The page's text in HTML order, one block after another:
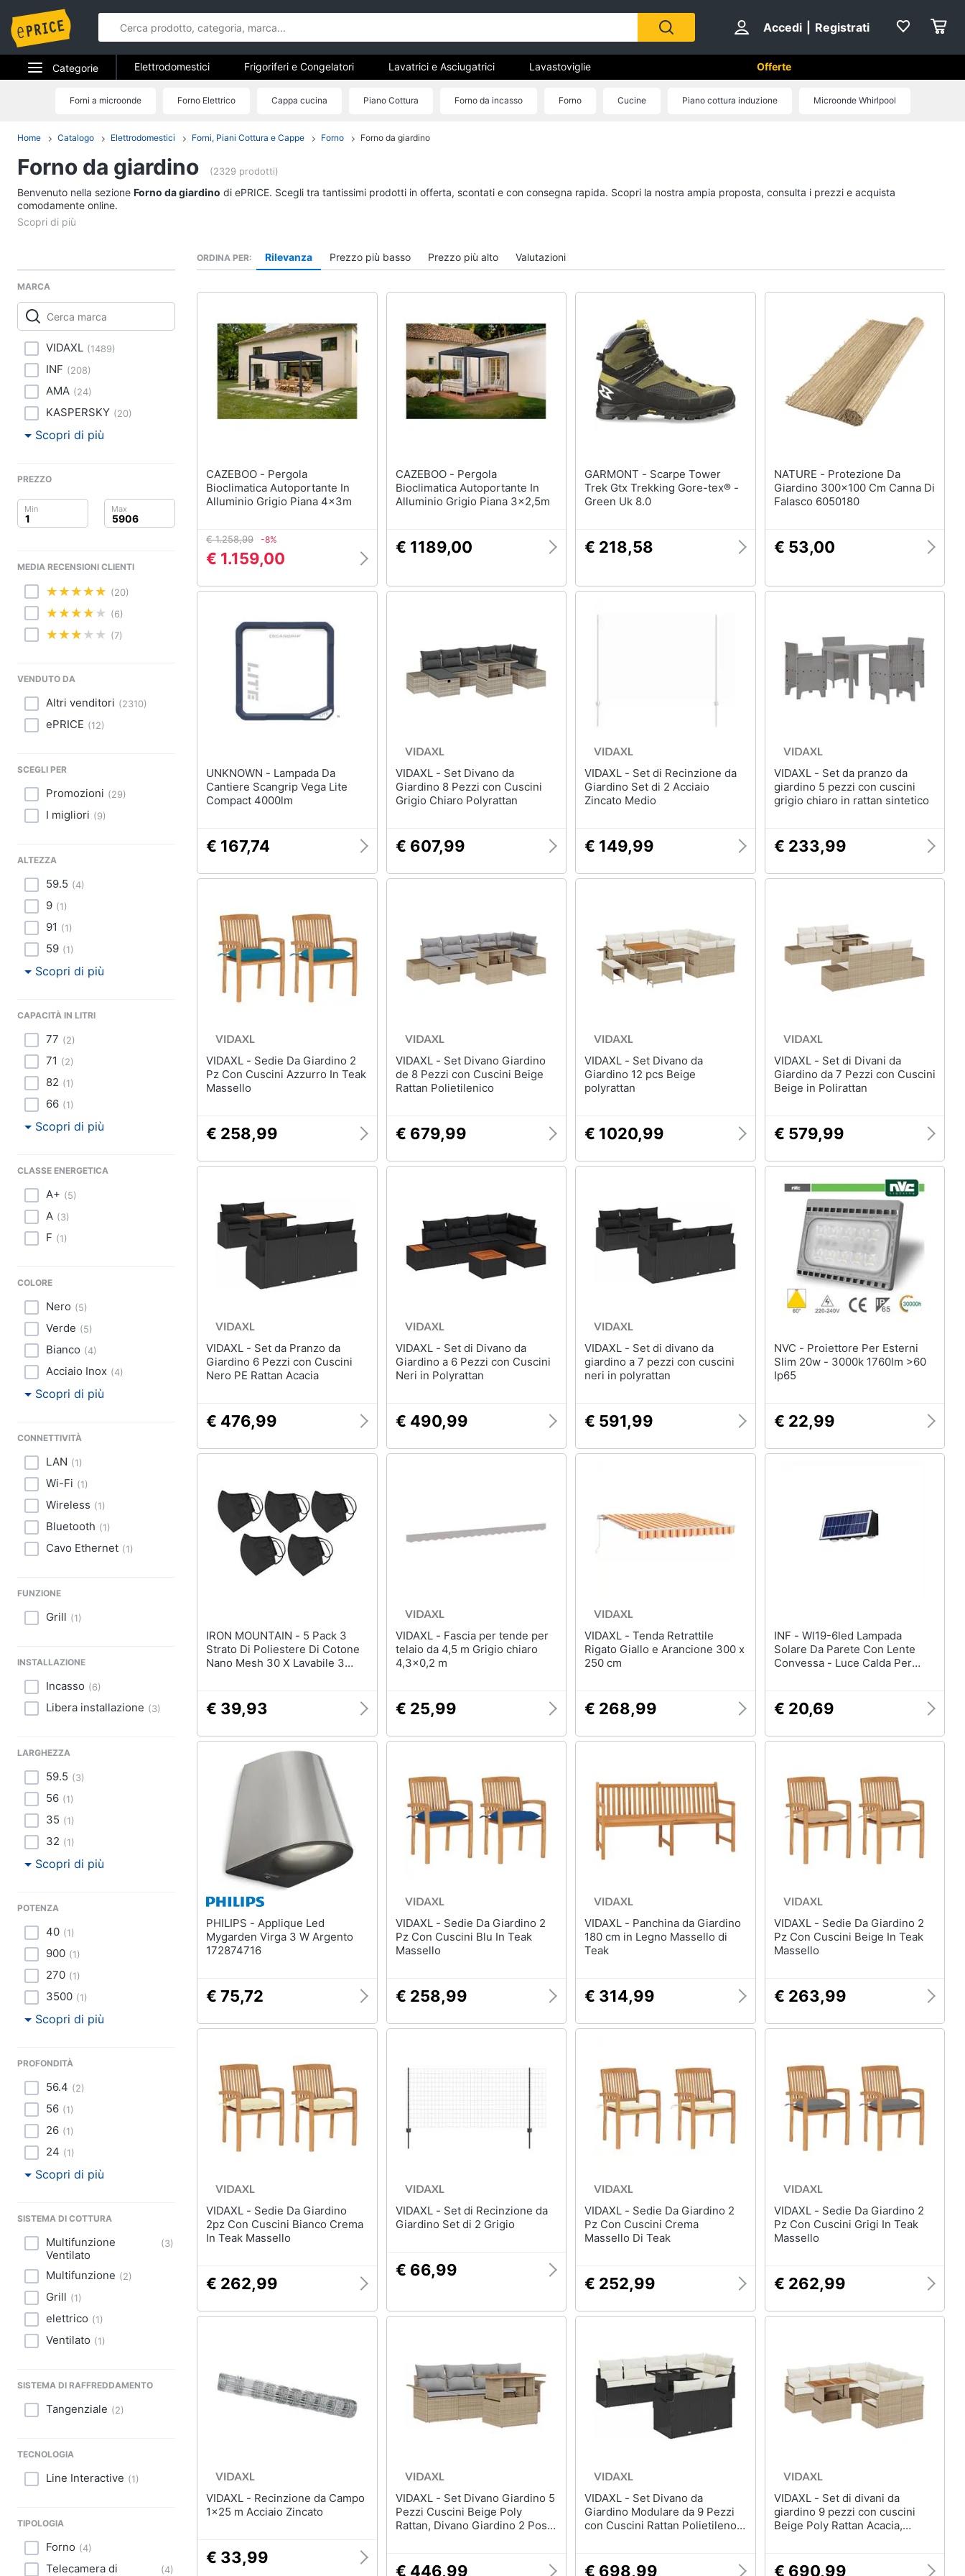
Accedi Registrati
Categorie
Elettrodomestici
Telefonia
Tv e Home Cinema
Smart home
Clima
Arredo
Brico e Giardinaggio
Salute e igiene
Prima infanzia
Abbigliamento
Animali
Motori
Festività e ricorrenze
Promozioni
Elettrodomestici
Frigoriferi e Congelatori
Vedi tutti
Lavatrici e Asciugatrici
Vedi tutti
Vedi tutti
Lavastoviglie da Incasso
Frigorifero da incasso
Piano Cottura
Forno da incasso
Aspirapolvere Dyson
Aspirapolvere
Vaporella
Scopa a vapore
Friggitrice ad aria
Macchina caffè
Estrattore
Caminetto
Vedi tutti
Elettrodomestici
professionali e industriali
Abbattitore
professionali
Friggitrice professionale
Elettrodomestici in offerta
Frigoriferi in offerta
Microonde in offerta
Vedi tutti
Elettrodomestici Frigoriferi e Congelatori Lavatrici e Asciugatrici Lavastoviglie Offerte
Forni a microonde Forno Elettrico Cappa cucina Piano Cottura Forno da incasso Forno Cucine Piano cottura induzione Microonde Whirlpool
Home Catalogo Elettrodomestici Forni, Piani Cottura e Cappe Forno Forno da giardino
Forno da giardino (2329 prodotti)
Benvenuto nella sezione Forno da giardino di ePRICE. Scegli tra tantissimi prodotti in offerta, scontati e con consegna rapida. Scopri la nostra ampia proposta, consulta i prezzi e acquista
comodamente online.
MARCA
VIDAXL (1489)
INF (208)
AMA (24)
KASPERSKY (20)
Scopri di più
PREZZO
MEDIA RECENSIONI CLIENTI
(20)
(6)
(7)
VENDUTO DA
Altri venditori (2310)
ePRICE (12)
SCEGLI PER
Promozioni (29)
I migliori (9)
ALTEZZA
59.5 (4)
9 (1)
91 (1)
59 (1)
Scopri di più
CAPACITÀ IN LITRI
77 (2)
71 (2)
82 (1)
66 (1)
Scopri di più
CLASSE ENERGETICA
A+ (5)
A (3)
F (1)
COLORE
Nero (5)
Verde (5)
Bianco (4)
Acciaio Inox (4)
Scopri di più
CONNETTIVITÀ
LAN (1)
Wi-Fi (1)
Wireless (1)
Bluetooth (1)
Cavo Ethernet (1)
FUNZIONE
Grill (1)
INSTALLAZIONE
Incasso (6)
Libera installazione (3)
LARGHEZZA
59.5 (3)
56 (1)
35 (1)
32 (1)
Scopri di più
POTENZA
40 (1)
900 (1)
270 (1)
3500 (1)
Scopri di più
PROFONDITÀ
56.4 (2)
56 (1)
26 (1)
24 (1)
Scopri di più
SISTEMA DI COTTURA
Multifunzione
Ventilato
(3)
Multifunzione (2)
Grill (1)
elettrico (1)
Ventilato (1)
SISTEMA DI RAFFREDDAMENTO
Tangenziale (2)
TECNOLOGIA
Line Interactive (1)
TIPOLOGIA
Forno (4)
Telecamera di
(4)
ORDINA PER Rilevanza Prezzo più basso Prezzo più alto Valutazioni
CAZEBOO - Pergola
Bioclimatica Autoportante In
Alluminio Grigio Piana 4x3m
€ 1.258,99 -8%
€ 1.159,00
CAZEBOO - Pergola
Bioclimatica Autoportante In
Alluminio Grigio Piana 3x2,5m
€ 1189,00
GARMONT - Scarpe Tower
Trek Gtx Trekking Gore-tex® -
Green Uk 8.0
€ 218,58
NATURE - Protezione Da
Giardino 300x100 Cm Canna Di
Falasco 6050180
€ 53,00
UNKNOWN - Lampada Da
Cantiere Scangrip Vega Lite
Compact 4000lm
€ 167,74
VIDAXL - Set Divano da
Giardino 8 Pezzi con Cuscini
Grigio Chiaro Polyrattan
€ 607,99
VIDAXL - Set di Recinzione da
Giardino Set di 2 Acciaio
Zincato Medio
€ 149,99
VIDAXL - Set da pranzo da
giardino 5 pezzi con cuscini
grigio chiaro in rattan sintetico
€ 233,99
VIDAXL - Sedie Da Giardino 2
Pz Con Cuscini Azzurro In Teak
Massello
€ 258,99
VIDAXL - Set Divano Giardino
de 8 Pezzi con Cuscini Beige
Rattan Polietilenico
€ 679,99
VIDAXL - Set Divano da
Giardino 12 pcs Beige
polyrattan
€ 1020,99
VIDAXL - Set di Divani da
Giardino da 7 Pezzi con Cuscini
Beige in Polirattan
€ 579,99
VIDAXL - Set da Pranzo da
Giardino 6 Pezzi con Cuscini
Nero PE Rattan Acacia
€ 476,99
VIDAXL - Set di Divano da
Giardino a 6 Pezzi con Cuscini
Neri in Polyrattan
€ 490,99
VIDAXL - Set di divano da
giardino a 7 pezzi con cuscini
neri in polyrattan
€ 591,99
NVC - Proiettore Per Esterni
Slim 20w - 3000k 1760lm >60
Ip65
€ 22,99
IRON MOUNTAIN - 5 Pack 3
Strato Di Poliestere Di Cotone
Nano Mesh 30 X Lavabile 3
Infiltrazioni Dacqua Repellente
Viso Nero
€ 39,93
VIDAXL - Fascia per tende per
telaio da 4,5 m Grigio chiaro
4,3x0,2 m
€ 25,99
VIDAXL - Tenda Retrattile
Rigato Giallo e Arancione 300 x
250 cm
€ 268,99
INF - Wl19-6led Lampada
Solare Da Parete Con Lente
Convessa - Luce Calda Per
€ 20,69
PHILIPS - Applique Led
Mygarden Virga 3 W Argento
172874716
€ 75,72
VIDAXL - Sedie Da Giardino 2
Pz Con Cuscini Blu In Teak
Massello
€ 258,99
VIDAXL - Panchina da Giardino
180 cm in Legno Massello di
Teak
€ 314,99
VIDAXL - Sedie Da Giardino 2
Pz Con Cuscini Beige In Teak
Massello
€ 263,99
VIDAXL - Sedie Da Giardino
2pz Con Cuscini Bianco Crema
In Teak Massello
€ 262,99
VIDAXL - Set di Recinzione da
Giardino Set di 2 Grigio
€ 66,99
VIDAXL - Sedie Da Giardino 2
Pz Con Cuscini Crema
Massello Di Teak
€ 252,99
VIDAXL - Sedie Da Giardino 2
Pz Con Cuscini Grigi In Teak
Massello
€ 262,99
VIDAXL - Recinzione da Campo
1x25 m Acciaio Zincato
€ 33,99
VIDAXL - Set Divano Giardino 5
Pezzi Cuscini Beige Poly
Rattan, Divano Giardino 2 Posti
€ 446,99
VIDAXL - Set Divano da
Giardino Modulare da 9 Pezzi
con Cuscini Rattan Polietileno
Cuscini Rattan Polietileno Nero
€ 698,99
VIDAXL - Set di divani da
giardino 9 pezzi con cuscini
Beige Poly Rattan Acacia,
Rattan
€ 690,99